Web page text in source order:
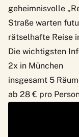
geheimnisvolle
Straße warten
rätselhafte Reise
Die wichtigsten
2x in München
insgesamt 5
ab 28 € pro